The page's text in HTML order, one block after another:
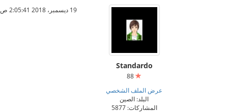
Standardo
عرض الملف الشخصي
البلد: الصين
المشاركات: 5877
19 ديسمبر، 2018 2:05:41 ص